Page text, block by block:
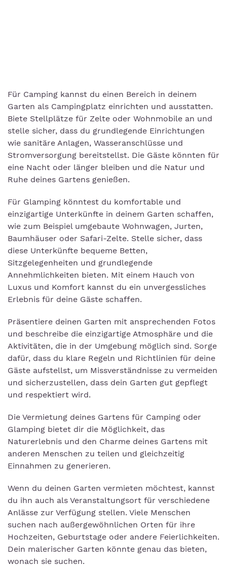
Für Camping kannst du einen Bereich in deinem
Garten als Campingplatz einrichten und ausstatten.
Biete Stellplätze für Zelte oder Wohnmobile an und
stelle sicher, dass du grundlegende Einrichtungen
wie sanitäre Anlagen, Wasseranschlüsse und
Stromversorgung bereitstellst. Die Gäste könnten für
eine Nacht oder länger bleiben und die Natur und
Ruhe deines Gartens genießen.
Für Glamping könntest du komfortable und
einzigartige Unterkünfte in deinem Garten schaffen,
wie zum Beispiel umgebaute Wohnwagen, Jurten,
Baumhäuser oder Safari-Zelte. Stelle sicher, dass
diese Unterkünfte bequeme Betten,
Sitzgelegenheiten und grundlegende
Annehmlichkeiten bieten. Mit einem Hauch von
Luxus und Komfort kannst du ein unvergessliches
Erlebnis für deine Gäste schaffen.
Präsentiere deinen Garten mit ansprechenden Fotos
und beschreibe die einzigartige Atmosphäre und die
Aktivitäten, die in der Umgebung möglich sind. Sorge
dafür, dass du klare Regeln und Richtlinien für deine
Gäste aufstellst, um Missverständnisse zu vermeiden
und sicherzustellen, dass dein Garten gut gepflegt
und respektiert wird.
Die Vermietung deines Gartens für Camping oder
Glamping bietet dir die Möglichkeit, das
Naturerlebnis und den Charme deines Gartens mit
anderen Menschen zu teilen und gleichzeitig
Einnahmen zu generieren.
Wenn du deinen Garten vermieten möchtest, kannst
du ihn auch als Veranstaltungsort für verschiedene
Anlässe zur Verfügung stellen. Viele Menschen
suchen nach außergewöhnlichen Orten für ihre
Hochzeiten, Geburtstage oder andere Feierlichkeiten.
Dein malerischer Garten könnte genau das bieten,
wonach sie suchen.